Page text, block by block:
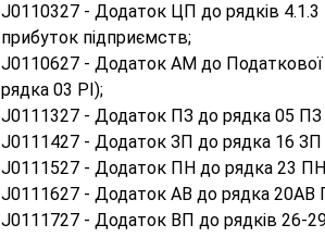
J0110327 - Додаток ЦП до рядків 4.1.3
прибуток підприємств;
J0110627 - Додаток АМ до Податкової
рядка 03 РІ);
J0111327 - Додаток ПЗ до рядка 05 ПЗ
J0111427 - Додаток ЗП до рядка 16 ЗП
J0111527 - Додаток ПН до рядка 23 ПН
J0111627 - Додаток АВ до рядка 20АВ
J0111727 - Додаток ВП до рядків 26-